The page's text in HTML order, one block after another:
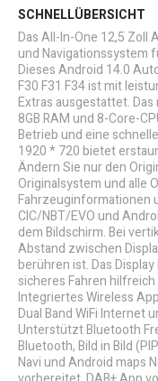
SCHNELLÜBERSICHT
Das All-In-One 12,5 Zoll
und Navigationssystem
Dieses Android 14.0
F30 F31 F34 ist mit
Extras ausgestattet.
8GB RAM und 8-Core-
Betrieb und eine
1920 * 720 bietet
Ändern Sie nur den
Originalsystem und alle
Fahrzeuginformationen
CIC/NBT/EVO und
dem Bildschirm. Bei
Abstand zwischen
berühren ist. Das
sicheres Fahren hilfreich
Integriertes Wireless
Dual Band WiFi Internet
Unterstützt Bluetooth
Bluetooth, Bild in Bild
Navi und Android maps